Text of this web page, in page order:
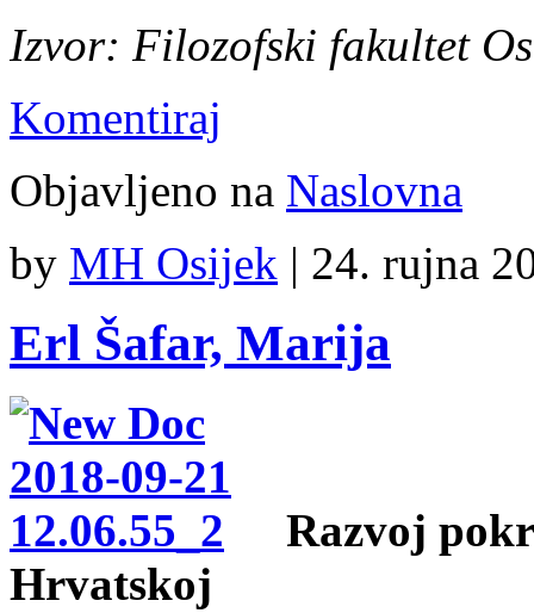
Izvor: Filozofski fakultet
Komentiraj
Objavljeno na Naslovna
by MH Osijek | 24. rujna
Erl Šafar, Marija
Razvoj
Hrvatskoj